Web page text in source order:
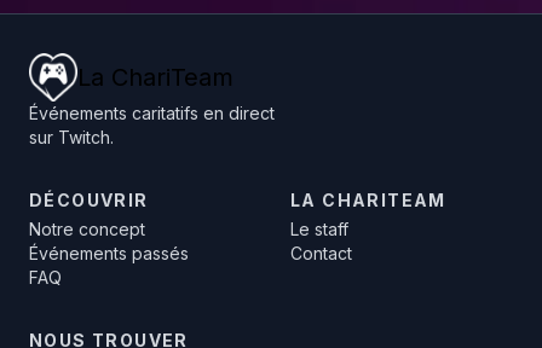
La ChariTeam
Événements caritatifs en direct
sur Twitch.
DÉCOUVRIR
Notre concept
Événements passés
FAQ
LA CHARITEAM
Le staff
Contact
NOUS TROUVER